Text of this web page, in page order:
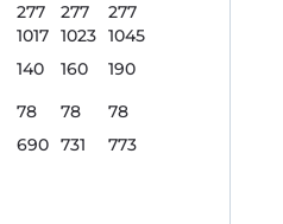
277 277
277
1017 1023 1045
140 160
190
78 78
78
690 731 773